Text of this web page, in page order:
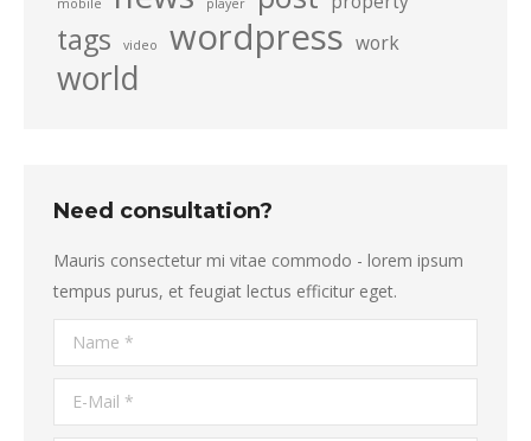
mobile player
tags video wordpress work
world
Need consultation?
Mauris consectetur mi vitae commodo - lorem ipsum
tempus purus, et feugiat lectus efficitur eget.
Name *
E-Mail *